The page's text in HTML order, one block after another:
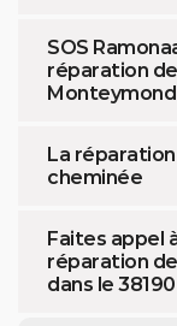
SOS
réparation
La
cheminée
Faites appel
réparation
dans le